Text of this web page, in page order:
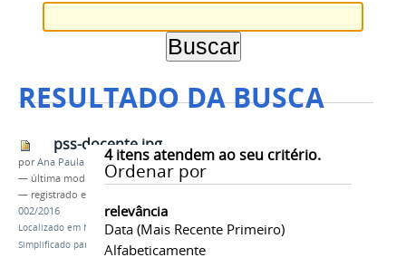
RESULTADO DA BUSCA
4itens atendem ao seu critério.
Ordenar por
relevância
Data (mais Recente Primeiro)
Alfabeticamente
pss-docente.jpg
porAna Paula Batista
— última modificação24/06/2016 14h41
— registrado em:
002/2016
Localizado em Notícias /Processo Seletivo
Simplificado para Professor Substituto